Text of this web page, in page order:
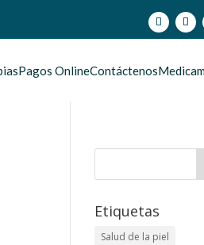
Pagos OnlineContáctenos
Etiquetas
Salud de la piel